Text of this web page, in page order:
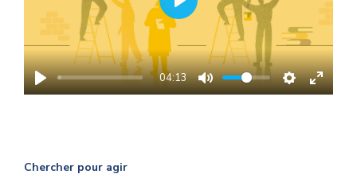
04:13
PLAY
Chercher pour agir